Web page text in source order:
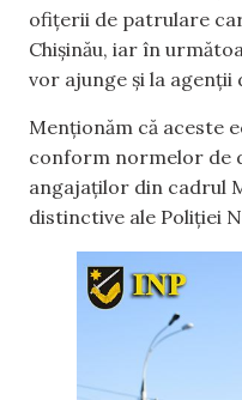
ofițerii de patrulare
Chișinău, iar în
vor ajunge și la
Menționăm că aceste
conform normelor de
angajaților din cadrul
distinctive ale Poliției